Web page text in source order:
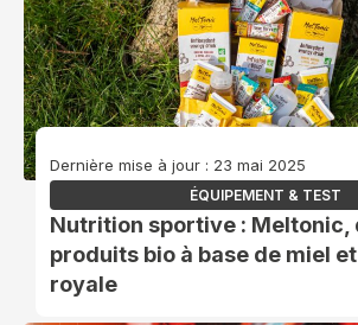
Dernière mise à jour : 23 mai 2025
ÉQUIPEMENT & TEST
Nutrition sportive : Meltonic,
produits bio à base de miel
royale